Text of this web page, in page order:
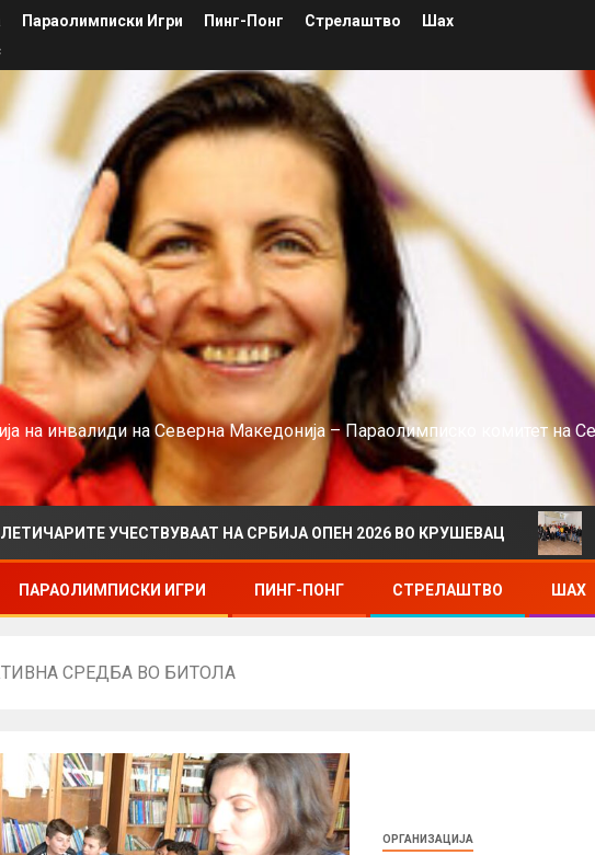
Параолимписки Игри Пинг-Понг Стрелаштво
Шах
на инвалиди на Северна Македонија – Параолимписко комитет на
НА СРБИЈА ОПЕН 2026 ВО КРУШЕВАЦ ДРЖАВНО
ПАРАОЛИМПИСКИ ИГРИ ПИНГ-ПОНГ СТРЕЛАШТВО ШАХ
СРЕДБА ВО БИТОЛА
ОРГАНИЗАЦИЈА